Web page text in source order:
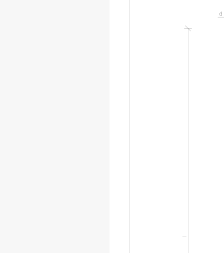
Esecuzione di strutture